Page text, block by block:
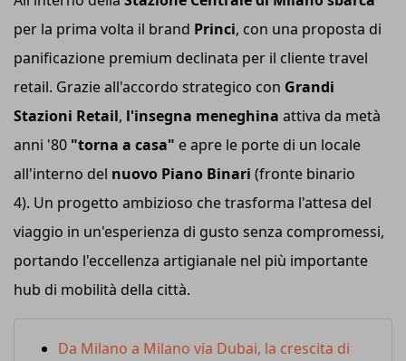
per la prima volta il brand Princi, con una proposta di
panificazione premium declinata per il cliente travel
retail. Grazie all'accordo strategico con Grandi
Stazioni Retail, l'insegna meneghina attiva da metà
anni '80 "torna a casa" e apre le porte di un locale
all'interno del nuovo Piano Binari (fronte binario
4). Un progetto ambizioso che trasforma l'attesa del
viaggio in un'esperienza di gusto senza compromessi,
portando l'eccellenza artigianale nel più importante
hub di mobilità della città.
Da Milano a Milano via Dubai, la crescita di